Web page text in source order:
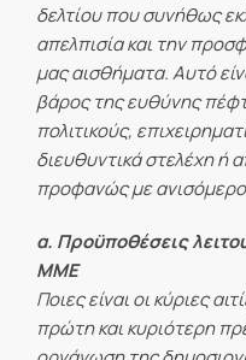
δελτίου που συνήθως
απελπισία και την
μας αισθήματα. Αυτό
βάρος της ευθύνης
πολιτικούς,
διευθυντικά στελέχη ή
προφανώς με
α. Προϋποθέσεις
ΜΜΕ
Ποιες είναι οι κύριες
πρώτη και κυριότερη